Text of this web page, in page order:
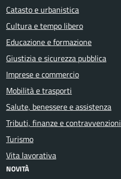
Catasto e urbanistica
Cultura e tempo libero
Educazione e formazione
Giustizia e sicurezza pubblica
Imprese e commercio
Mobilità e trasporti
Salute, benessere e assistenza
Tributi, finanze e contravvenzioni
Turismo
Vita lavorativa
NOVITÀ